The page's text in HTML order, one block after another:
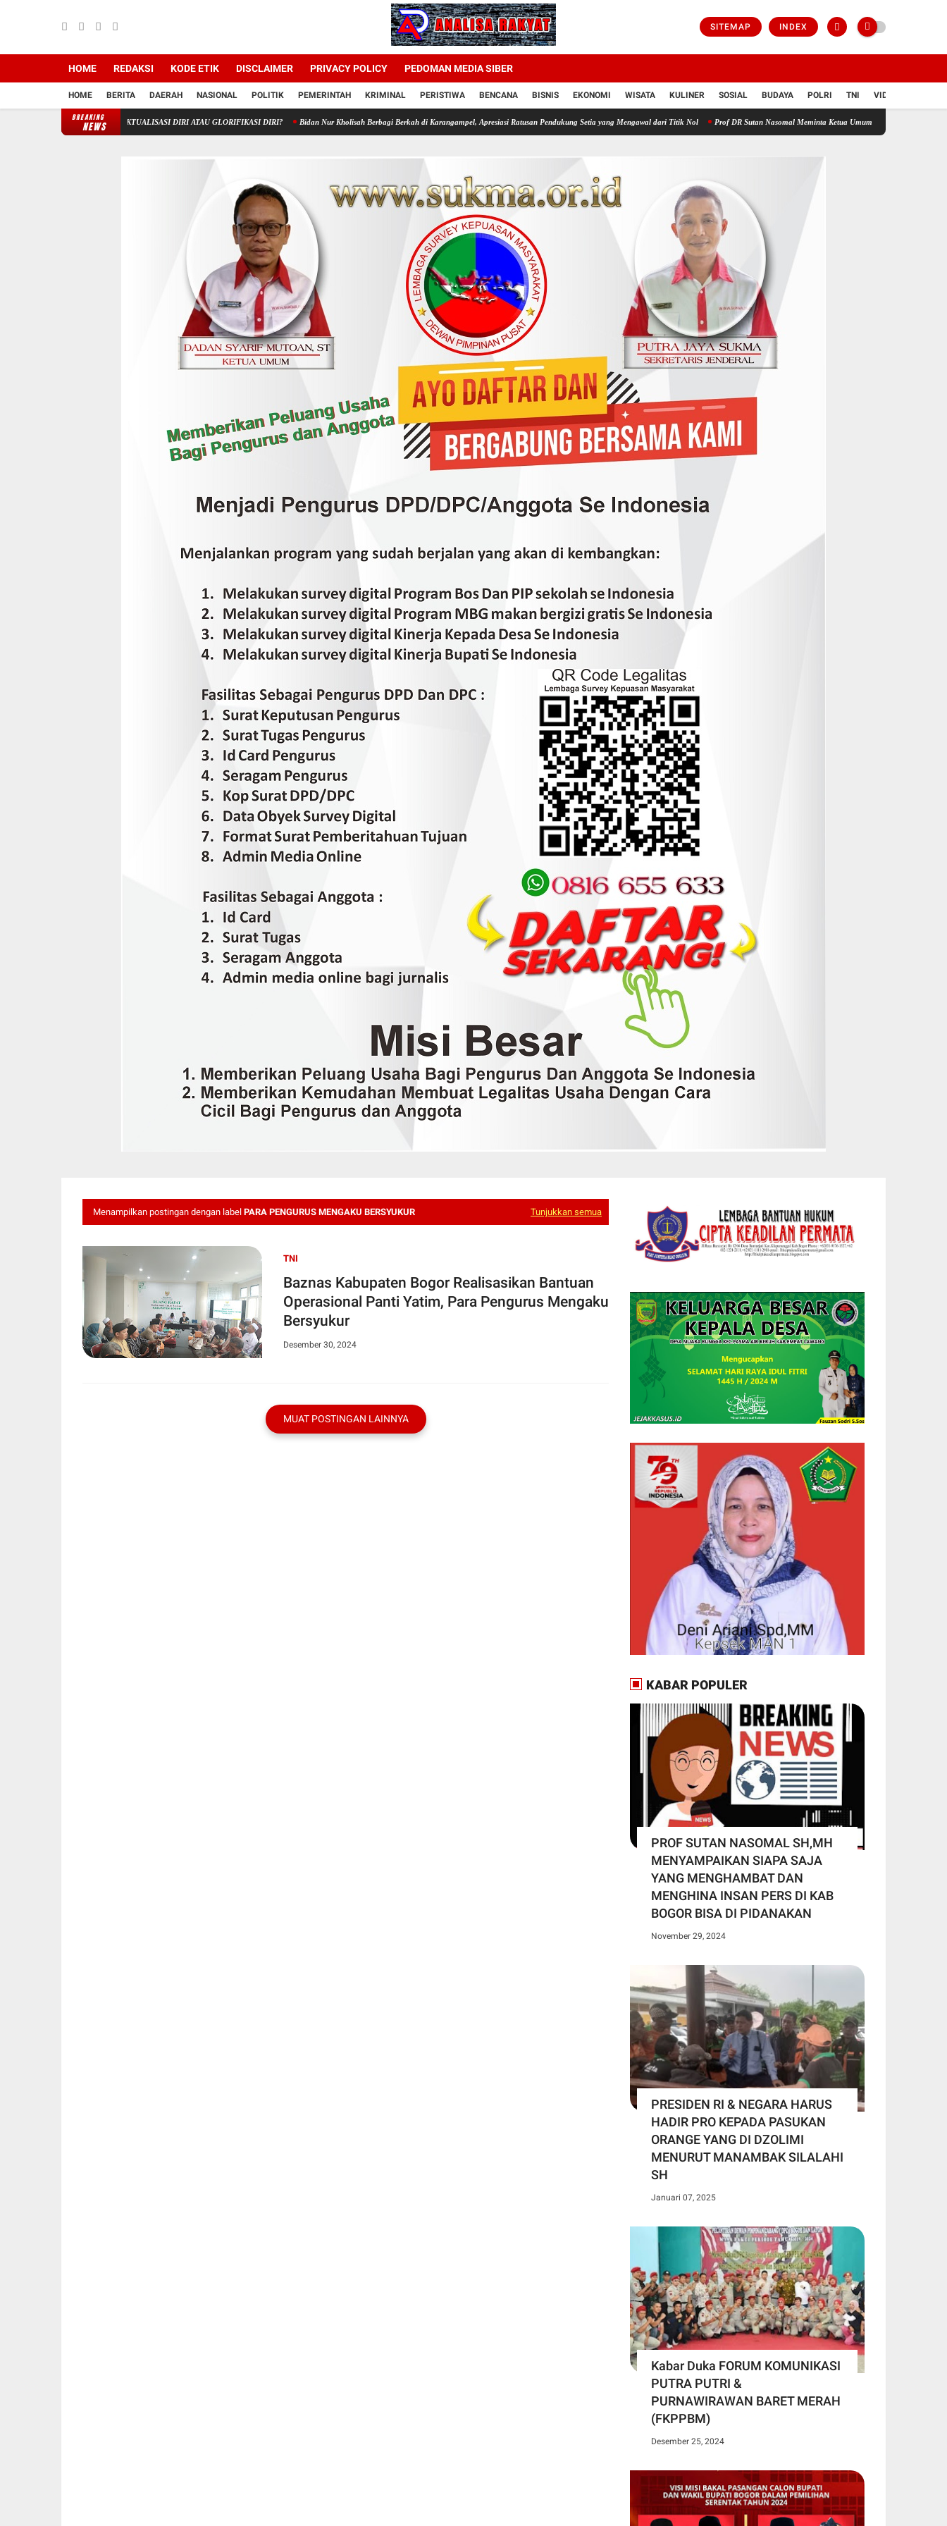
SITEMAP INDEX
HOME REDAKSI KODE ETIK DISCLAIMER PRIVACY POLICY PEDOMAN MEDIA SIBER
HOME BERITA DAERAH NASIONAL POLITIK PEMERINTAH KRIMINAL PERISTIWA BENCANA BISNIS EKONOMI WISATA KULINER SOSIAL BUDAYA POLRI TNI VIDIO
BREAKING
NEWS
AKTUALISASI DIRI ATAU GLORIFIKASI DIRI? Bidan Nur Kholisah Berbagi Berkah di Karangampel, Apresiasi Ratusan Pendukung Setia yang Mengawal dari Titik Nol Prof DR Sutan Nasomal Meminta Ketua Umum PDI Perjuangan Agar Memberikan
Menampilkan postingan dengan label PARA PENGURUS MENGAKU BERSYUKUR Tunjukkan semua
TNI
Baznas Kabupaten Bogor Realisasikan Bantuan
Operasional Panti Yatim, Para Pengurus Mengaku
Bersyukur
Desember 30, 2024
MUAT POSTINGAN LAINNYA
KABAR POPULER
PROF SUTAN NASOMAL SH,MH
MENYAMPAIKAN SIAPA SAJA
YANG MENGHAMBAT DAN
MENGHINA INSAN PERS DI KAB
BOGOR BISA DI PIDANAKAN
November 29, 2024
PRESIDEN RI & NEGARA HARUS
HADIR PRO KEPADA PASUKAN
ORANGE YANG DI DZOLIMI
MENURUT MANAMBAK SILALAHI
SH
Januari 07, 2025
Kabar Duka FORUM KOMUNIKASI
PUTRA PUTRI &
PURNAWIRAWAN BARET MERAH
(FKPPBM)
Desember 25, 2024